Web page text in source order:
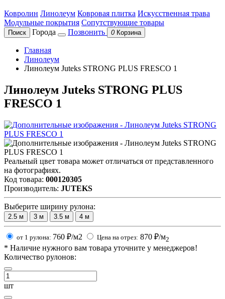
Ковролин Линолеум Ковровая плитка Искусственная трава
Модульные покрытия Сопутствующие товары
Поиск Города Позвонить 0 Корзина
Главная
Линолеум
Линолеум Juteks STRONG PLUS FRESCO 1
Линолеум Juteks STRONG PLUS
FRESCO 1
Реальный цвет товара может отличаться от представленного
на фотографиях.
Код товара: 000120305
Производитель: JUTEKS
Выберите ширину рулона:
2.5 м 3 м 3.5 м 4 м
от 1 рулона: 760 ₽/м2 Цена на отрез: 870 ₽/м2
* Наличие нужного вам товара уточните у менеджеров!
Количество рулонов:
шт